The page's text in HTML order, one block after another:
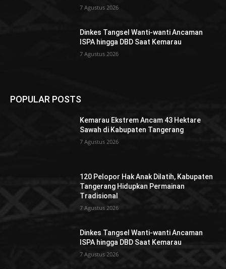
7 Agustus 2026
Dinkes Tangsel Wanti-wanti Ancaman
ISPA hingga DBD Saat Kemarau
7 Agustus 2026
POPULAR POSTS
Kemarau Ekstrem Ancam 43 Hektare
Sawah di Kabupaten Tangerang
7 Agustus 2026
120 Pelopor Hak Anak Dilatih, Kabupaten
Tangerang Hidupkan Permainan
Tradisional
7 Agustus 2026
Dinkes Tangsel Wanti-wanti Ancaman
ISPA hingga DBD Saat Kemarau
7 Agustus 2026